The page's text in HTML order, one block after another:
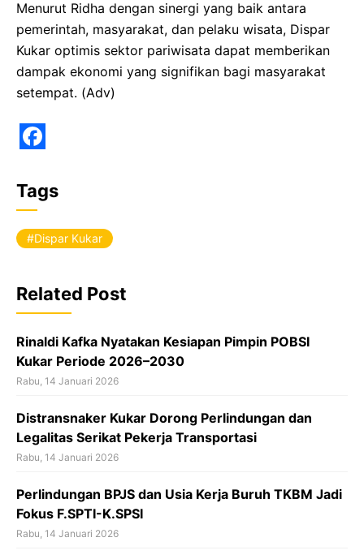
Menurut Ridha dengan sinergi yang baik antara
pemerintah, masyarakat, dan pelaku wisata, Dispar
Kukar optimis sektor pariwisata dapat memberikan
dampak ekonomi yang signifikan bagi masyarakat
setempat. (Adv)
a
c
e
o
o
k
Tags
Dispar Kukar
Related Post
Rinaldi Kafka Nyatakan Kesiapan Pimpin POBSI
Kukar Periode 2026–2030
Rabu, 14 Januari 2026
Distransnaker Kukar Dorong Perlindungan dan
Legalitas Serikat Pekerja Transportasi
Rabu, 14 Januari 2026
Perlindungan BPJS dan Usia Kerja Buruh TKBM Jadi
Fokus F.SPTI-K.SPSI
Rabu, 14 Januari 2026